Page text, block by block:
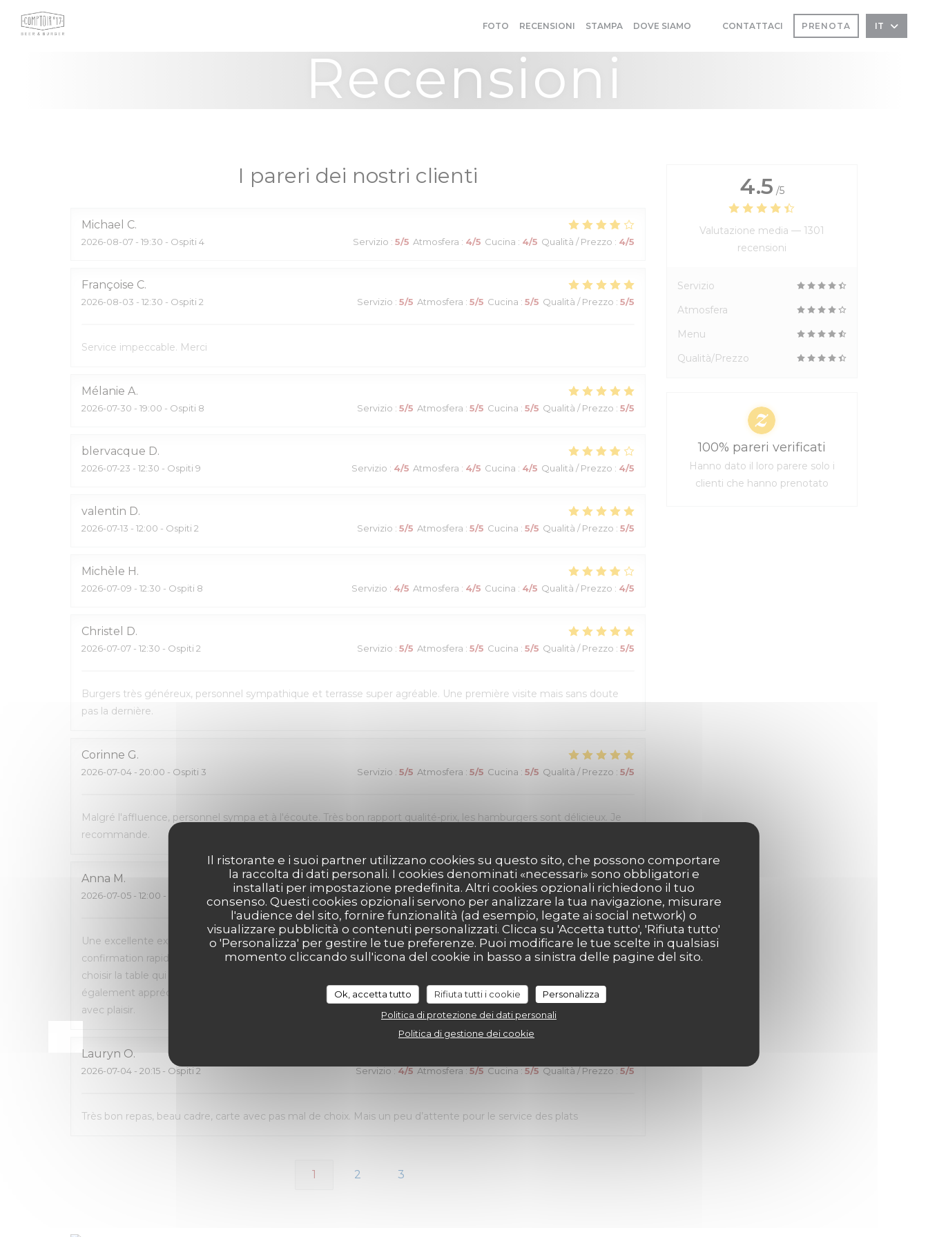
Personalizzazione delle tue scelte sui cookie
Il ristorante e i suoi partner utilizzano cookies su questo sito, che possono comportare
la raccolta di dati personali. I cookies denominati «necessari» sono obbligatori e
installati per impostazione predefinita. Altri cookies opzionali richiedono il tuo
consenso. Questi cookies opzionali servono per analizzare la tua navigazione, misurare
l'audience del sito, fornire funzionalità (ad esempio, legate ai social network) o
visualizzare pubblicità o contenuti personalizzati. Clicca su 'Accetta tutto', 'Rifiuta tutto'
o 'Personalizza' per gestire le tue preferenze. Puoi modificare le tue scelte in qualsiasi
momento cliccando sull'icona del cookie in basso a sinistra delle pagine del sito.
Ok, accetta tutto Rifiuta tutti i cookie
Personalizza
Politica di protezione dei dati personali
Politica di gestione dei cookie
FOTO RECENSIONI STAMPA DOVE SIAMO
((APRE UNA NUOVA FINESTRA))
((APRE UNA NUOVA FINESTRA))
CONTATTACI PRENOTA IT
Recensioni
I pareri dei nostri clienti
Michael C
2026-08-07 - 19:30 - Ospiti 4 Servizio : 5/5 Atmosfera : 4/5 Cucina : 4/5 Qualità / Prezzo : 4/5
Françoise C
2026-08-03 - 12:30 - Ospiti 2 Servizio : 5/5 Atmosfera : 5/5 Cucina : 5/5 Qualità / Prezzo : 5/5
Service impeccable. Merci
Mélanie A
2026-07-30 - 19:00 - Ospiti 8 Servizio : 5/5 Atmosfera : 5/5 Cucina : 5/5 Qualità / Prezzo : 5/5
blervacque D
2026-07-23 - 12:30 - Ospiti 9 Servizio : 4/5 Atmosfera : 4/5 Cucina : 4/5 Qualità / Prezzo : 4/5
valentin D
2026-07-13 - 12:00 - Ospiti 2 Servizio : 5/5 Atmosfera : 5/5 Cucina : 5/5 Qualità / Prezzo : 5/5
Michèle H
2026-07-09 - 12:30 - Ospiti 8 Servizio : 4/5 Atmosfera : 4/5 Cucina : 4/5 Qualità / Prezzo : 4/5
Christel D
2026-07-07 - 12:30 - Ospiti 2 Servizio : 5/5 Atmosfera : 5/5 Cucina : 5/5 Qualità / Prezzo : 5/5
Burgers très généreux, personnel sympathique et terrasse super agréable. Une première visite mais sans doute
pas la dernière.
Corinne G
2026-07-04 - 20:00 - Ospiti 3 Servizio : 5/5 Atmosfera : 5/5 Cucina : 5/5 Qualità / Prezzo : 5/5
Malgré l'affluence, personnel sympa et à l'écoute. Très bon rapport qualité-prix, les hamburgers sont délicieux. Je
recommande.
Anna M
2026-07-05 - 12:00 - Ospiti 4 Servizio :5/5 Atmosfera : 5/5 Cucina: 5/5 Qualità / Prezzo: 5/5
Une excellente expérience du début à la fin. La réservation en ligne était très simple et fluide, avec une
confirmation rapide par e-mail et SMS. L’accueil était chaleureux et le personnel très à l’écoute. Nous avons pu
choisir la table qui nous convenait le mieux. Les burgers étaient excellents et le service impeccable. Nous avons
également apprécié de pouvoir emporter ce qui n’avait pas été terminé. Une adresse que nous recommandons
avec plaisir.
Lauryn O
2026-07-04 - 20:15 - Ospiti 2 Servizio : 4/5 Atmosfera : 5/5 Cucina : 5/5 Qualità / Prezzo : 5/5
Très bon repas, beau cadre, carte avec pas mal de choix. Mais un peu d’attente pour le service des plats
1 2 3
4.5 /5
Valutazione media — 1301
recensioni
Servizio
Atmosfera
Menu
Qualità/Prezzo
100% pareri verificati
Hanno dato il loro parere solo i
clienti che hanno prenotato